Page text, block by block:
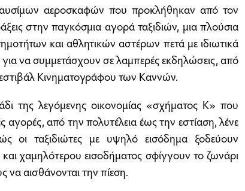
αεροσκαφών που προκλήθηκαν από τον
στην παγκόσμια αγορά ταξιδιών, μια πλούσια
και αθλητικών αστέρων πετά με ιδιωτικά
να συμμετάσχουν σε λαμπερές εκδηλώσεις, από
Κινηματογράφου των Καννών.
της λεγόμενης οικονομίας «σχήματος Κ» που
αγορές, από την πολυτέλεια έως την εστίαση, λένε
οι ταξιδιώτες με υψηλό εισόδημα ξοδεύουν
χαμηλότερου εισοδήματος σφίγγουν το ζωνάρι
να αισθάνονται την πίεση.